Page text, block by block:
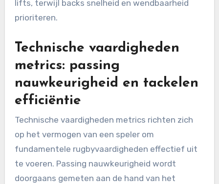
lifts, terwijl backs snelheid en wendbaarheid
prioriteren.
Technische vaardigheden
metrics: passing
nauwkeurigheid en tackelen
efficiëntie
Technische vaardigheden metrics richten zich
op het vermogen van een speler om
fundamentele rugbyvaardigheden effectief uit
te voeren. Passing nauwkeurigheid wordt
doorgaans gemeten aan de hand van het